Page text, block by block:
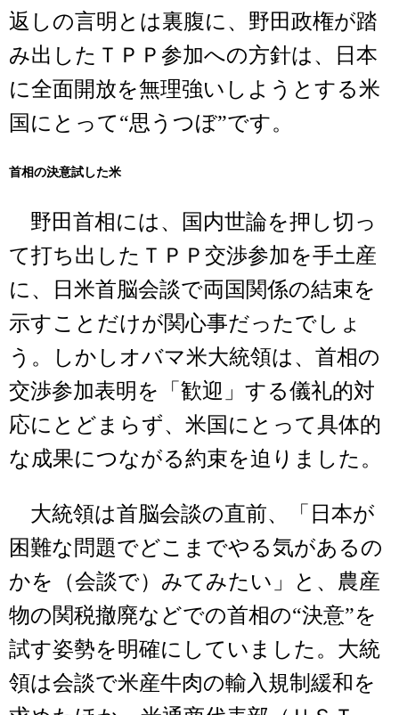
返しの言明とは裏腹に、野田政権が踏
み出したＴＰＰ参加への方針は、日本
に全面開放を無理強いしようとする米
国にとって“思うつぼ”です。
首相の決意試した米
野田首相には、国内世論を押し切っ
て打ち出したＴＰＰ交渉参加を手土産
に、日米首脳会談で両国関係の結束を
示すことだけが関心事だったでしょ
う。しかしオバマ米大統領は、首相の
交渉参加表明を「歓迎」する儀礼的対
応にとどまらず、米国にとって具体的
な成果につながる約束を迫りました。
大統領は首脳会談の直前、「日本が
困難な問題でどこまでやる気があるの
かを（会談で）みてみたい」と、農産
物の関税撤廃などでの首相の“決意”を
試す姿勢を明確にしていました。大統
領は会談で米産牛肉の輸入規制緩和を